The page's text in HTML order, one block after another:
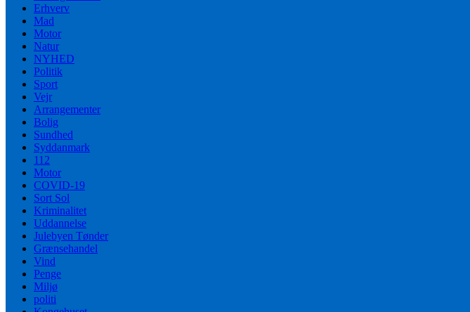
Erhverv
Mad
Motor
Natur
NYHED
Politik
Sport
Vejr
Arrangementer
Bolig
Sundhed
Syddanmark
112
Motor
COVID-19
Sort Sol
Kriminalitet
Uddannelse
Julebyen Tønder
Grænsehandel
Vind
Penge
Miljø
politi